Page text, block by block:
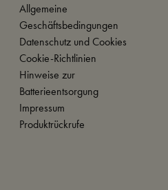
Allgemeine
Geschäftsbedingungen
Datenschutz und Cookies
Cookie-Richtlinien
Hinweise zur
Batterieentsorgung
Impressum
Produktrückrufe